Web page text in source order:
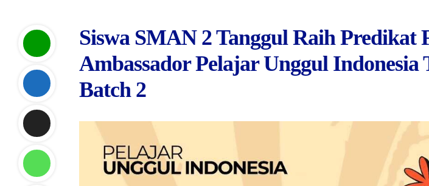
Siswa SMAN 2 Tanggul Raih Predikat
Ambassador Pelajar Unggul Indonesia
Batch 2